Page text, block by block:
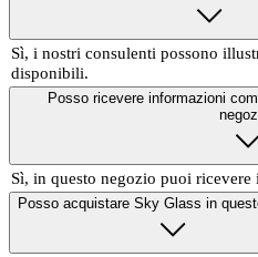
Sì, i nostri consulenti possono
disponibili.
Posso ricevere informazioni
Sì, in questo negozio puoi
Posso acquistare Sky Glass in